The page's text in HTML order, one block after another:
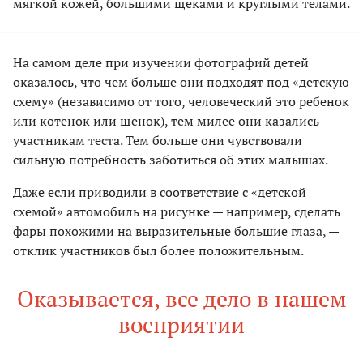
На самом деле при изучении фотографий детей
оказалось, что чем больше они подходят под «детскую
схему» (независимо от того, человеческий это ребенок
или котенок или щенок), тем милее они казались
участникам теста. Тем больше они чувствовали
сильную потребность заботиться об этих малышах.
Даже если приводили в соответствие с «детской
схемой» автомобиль на рисунке — например, сделать
фары похожими на выразительные большие глаза, —
отклик участников был более положительным.
Оказывается, все дело в нашем
восприятии